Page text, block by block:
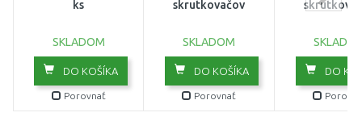
ks
SKLADOM
DO KOŠÍKA
Porovnať
skrutkovačov
SKLADOM
DO KOŠÍKA
Porovnať
DO